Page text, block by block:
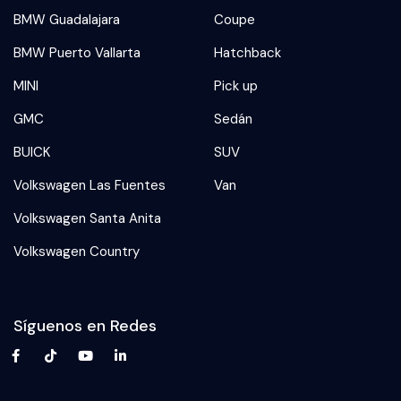
BMW Guadalajara
BMW Puerto Vallarta
MINI
GMC
BUICK
Volkswagen Las Fuentes
Volkswagen Santa Anita
Volkswagen Country
Coupe
Hatchback
Pick up
Sedán
SUV
Van
Síguenos en Redes